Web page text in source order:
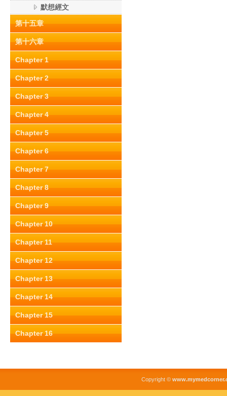
默想經文
第十五章
第十六章
Chapter 1
Chapter 2
Chapter 3
Chapter 4
Chapter 5
Chapter 6
Chapter 7
Chapter 8
Chapter 9
Chapter 10
Chapter 11
Chapter 12
Chapter 13
Chapter 14
Chapter 15
Chapter 16
Copyright ©